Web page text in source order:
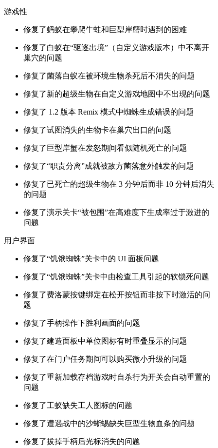
游戏性
修复了蚂蚁在攀爬牛蛙和巨型岸蟹时遇到的困难
修复了白蚁在“驱逐出境”（自定义游戏版本）中不离开
巢穴的问题
修复了菌落白蚁在被环境生物杀死后不消失的问题
修复了新的超级生物在自定义游戏地图中不出现的问题
修复了 1.2 版本 Remix 模式中蜘蛛生成错误的问题
修复了试图消失的生物卡在巢穴出口的问题
修复了巨型岸蟹在发怒期间看似随机死亡的问题
修复了“职责分离”成就被敌方菌落意外触发的问题
修复了已死亡的超级生物在 3 分钟后而非 10 分钟后消失
的问题
修复了演示关卡“被包围”在高难度下生成率过于激进的
问题
用户界面
修复了“饥饿蜘蛛”关卡中的 UI 面板问题
修复了“饥饿蜘蛛”关卡中由检查工具引起的软锁死问题
修复了费洛蒙按键绑定在松开按钮而非按下时激活的问
题
修复了手柄操作下胜利画面的问题
修复了建造面板中单位图标有时重叠显示的问题
修复了在门户任务期间可以购买微小升级的问题
修复了重新加载存档游戏时自杀行为开关会自动重置的
问题
修复了工蚁缺失工人图标的问题
修复了遭遇战中的沙蜥蜴缺失巨型生物血条的问题
修复了拔掉手柄后光标消失的问题